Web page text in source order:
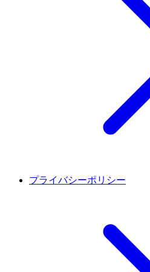
プライバシーポリシー